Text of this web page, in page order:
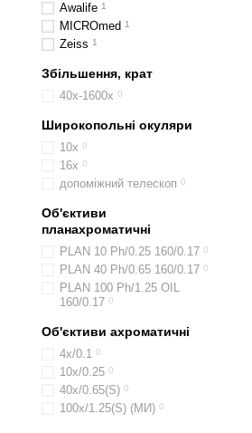
Awalife 1
MICROmed 1
Zeiss 1
Збільшення, крат
40х-1600х 0
Широкопольні окуляри
10х 0
16х 0
допоміжний телескоп 0
Об'єктиви
планахроматичні
PLAN 10 Ph/0.25 160/0.17 0
PLAN 40 Ph/0.65 160/0.17 0
PLAN 100 Ph/1.25 OIL
160/0.17 0
Об'єктиви ахроматичні
4х/0.1 0
10х/0.25 0
40х/0.65(S) 0
100х/1.25(S) (МИ) 0